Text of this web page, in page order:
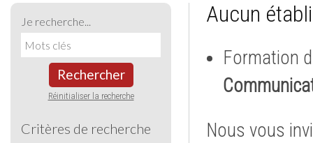
Je recherche...
Rechercher
Réinitialiser la recherche
Critères de recherche
Aucun
Formation
Nous vous